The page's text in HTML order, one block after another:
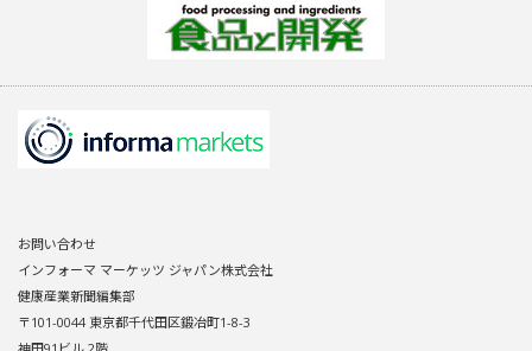
お問い合わせ
インフォーマ マーケッツ ジャパン株式会社
健康産業新聞編集部
〒101-0044 東京都千代田区鍛冶町1-8-3